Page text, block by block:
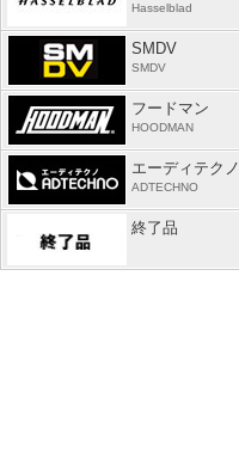
Hasselblad
SMDV
SMDV
フードマン
HOODMAN
エーディテクノ
ADTECHNO
終了品